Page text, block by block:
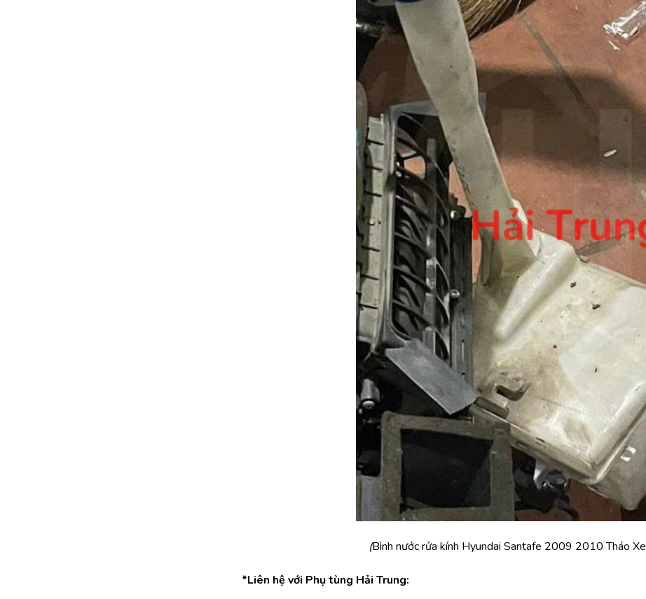
(Bình nước rửa kính Hyundai Santafe 2009 2010 Tháo Xe
*Liên hệ với Phụ tùng Hải Trung: